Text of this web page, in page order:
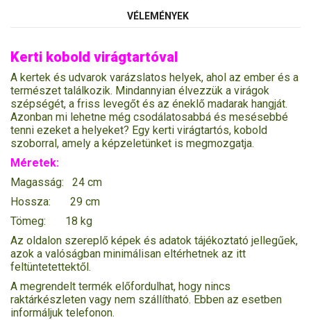
VÉLEMÉNYEK
Kerti kobold virágtartóval
A kertek és udvarok varázslatos helyek, ahol az ember és a
természet találkozik. Mindannyian élvezzük a virágok
szépségét, a friss levegőt és az éneklő madarak hangját.
Azonban mi lehetne még csodálatosabbá és mesésebbé
tenni ezeket a helyeket? Egy kerti virágtartós, kobold
szoborral, amely a képzeletünket is megmozgatja.
Méretek:
Magasság: 24 cm
Hossza: 29 cm
Tömeg: 18 kg
Az oldalon szereplő képek és adatok tájékoztató jellegűek,
azok a valóságban minimálisan eltérhetnek az itt
feltüntetettektől.
A megrendelt termék előfordulhat, hogy nincs
raktárkészleten vagy nem szállítható. Ebben az esetben
informáljuk telefonon.